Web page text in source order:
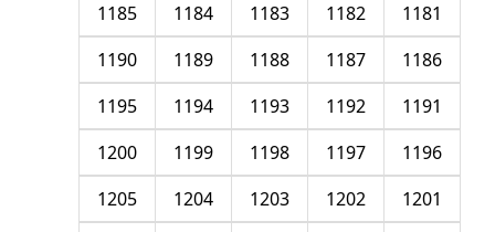
1181
1182
1183
1184
1185
1186
1187
1188
1189
1190
1191
1192
1193
1194
1195
1196
1197
1198
1199
1200
1201
1202
1203
1204
1205